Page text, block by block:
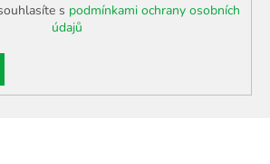
s
u
s podmínkami ochrany osobních
údajů